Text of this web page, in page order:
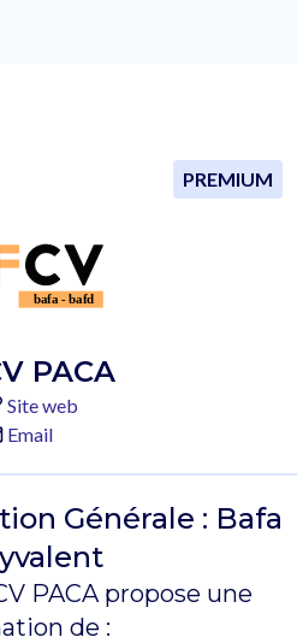
PREMIUM
PACA
Site web
Email
Générale : Bafa
PACA propose une
de :